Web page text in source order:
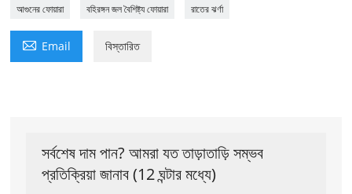
আগুনের ফোয়ারা বহিরঙ্গন জল বৈশিষ্ট্য ফোয়ারা রাতের ঝর্ণা
 Email বিস্তারিত
সর্বশেষ দাম পান? আমরা যত তাড়াতাড়ি সম্ভব
প্রতিক্রিয়া জানাব (12 ঘন্টার মধ্যে)